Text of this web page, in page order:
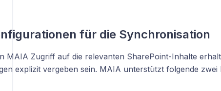
für die Synchronisation
MAIA Zugriff auf die relevanten SharePoint-Inhalte
explizit vergeben sein. MAIA unterstützt folgende zwei